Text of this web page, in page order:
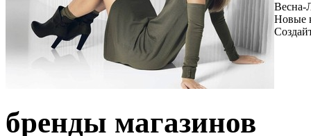
Весна-
Новые
бренды магазинов